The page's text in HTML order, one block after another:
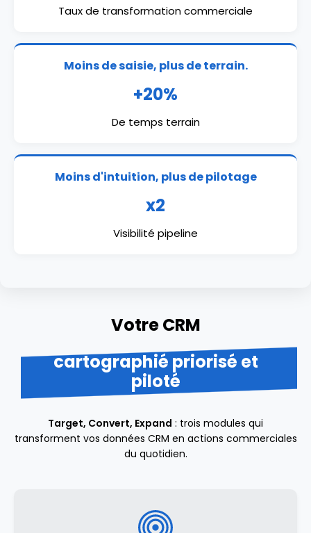
Taux de transformation commerciale
Moins de saisie, plus de terrain.
+20%
De temps terrain
Moins d'intuition, plus de pilotage
x2
Visibilité pipeline
Votre CRM
cartographié priorisé et
piloté
Target, Convert, Expand : trois modules qui
transforment vos données CRM en actions commerciales
du quotidien.